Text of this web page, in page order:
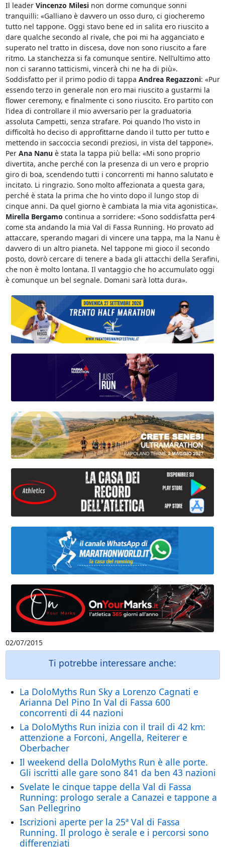
Il leader Vincenzo Milesinon dorme comunque sonni
tranquilli: «Galliano è davvero un osso duro, ci giocheremo
tutto nel tappone. Oggi stavo bene ed in salita ero riuscito a
dare qualche secondo al rivale, che poi mi ha agganciato e
superato nel tratto in discesa, dove non sono riuscito a fare
ritmo. La stanchezza si fa comunque sentire. Nell’ultimo atto
non ci saranno tatticismi, vincerà chi ne ha di più».
Soddisfatto per il primo podio di tappa Andrea Regazzoni: «Pur
essendo terzo in generale non ero mai riuscito a gustarmi la
flower ceremony, e finalmente ci sono riuscito. Ero partito con
l’idea di controllare il mio avversario per la graduatoria
assoluta Campetti, senza strafare. Poi quando l’ho visto in
difficoltà ho deciso di approfittarne dando il tutto per tutto e
mettendo in saccoccia secondi preziosi, in vista del tappone».
Per Ana Nanuè stata la tappa più bella: «Mi sono proprio
divertita, anche perché con la presenza di un vero e proprio
giro di boa, scendendo tutti i concorrenti mi hanno salutato e
incitato. Li ringrazio. Sono molto affezionata a questa gara,
perché è stata la prima che ho vinto dopo il lungo stop di
cinque anni. Da quel giorno è cambiata la mia vita agonistica».
Mirella Bergamo continua a sorridere: «Sono soddisfatta per4
come sta andando la mia Val di Fassa Running. Ho provato ad
attaccare, sperando magari di vincere una tappa, ma la Nanu è
davvero di un altro pianeta. Nel tappone mi gioco il secondo
posto, dovrò cercare di tenere a bada gli attacchi della Serafini,
che non è molto lontana. Il vantaggio che ho accumulato oggi
è comunque un bel segnale. Domani sarà lotta dura».
02/07/2015
Ti potrebbe interessare anche:
La DoloMyths Run Sky a Lorenzo Cagnati e
Arianna Del Pino In Val di Fassa 600
concorrenti di 44 nazioni
La DoloMyths Run inizia con il trail di 42 km:
attenzione a Forconi, Angella, Reiterer e
Oberbacher
Il weekend della DoloMyths Run è alle porte.
Gli iscritti alle gare sono 841 da ben 43 nazioni
Svelate le cinque tappe della Val di Fassa
Running: prologo serale a Canazei e tappone a
San Pellegrino
Iscrizioni aperte per la 25ª Val di Fassa
Running. Il prologo è serale e i percorsi sono
differenziati